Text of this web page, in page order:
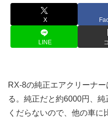
X
LINE
RX-8の純正エアクリーナ
る。純正だと約6000円、
くだらないので、他の車に